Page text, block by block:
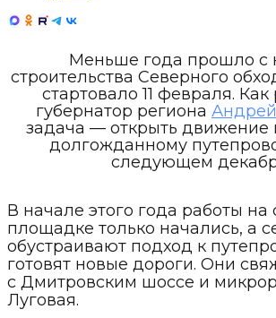
Меньше года прошло с
строительства Северного
стартовало 11 февраля. Как
губернатор региона
задача — открыть движение
долгожданному
следующем
В начале этого года работы на
площадке только начались, а
обустраивают подход к
готовят новые дороги. Они
с Дмитровским шоссе и
Луговая.